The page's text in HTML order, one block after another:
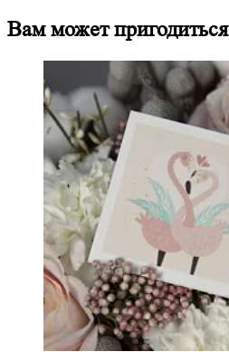
Вам может пригодиться